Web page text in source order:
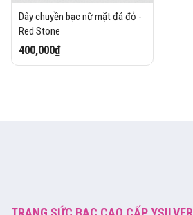
Dây chuyền bạc nữ mặt đá đỏ -
Red Stone
400,000₫